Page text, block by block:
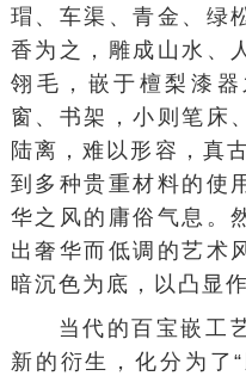
瑁、车渠、青金、绿
香为之，雕成山水、
翎毛，嵌于檀梨漆器
窗、书架，小则笔床
陆离，难以形容，真
到多种贵重材料的使
华之风的庸俗气息。
出奢华而低调的艺术
暗沉色为底，以凸显
当代的百宝嵌工
新的衍生，化分为了